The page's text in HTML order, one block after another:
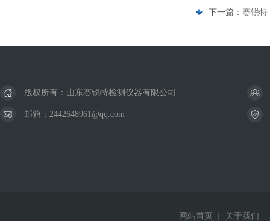
下一篇： 赛锐特
版权所有：山东赛锐特检测仪器有限公司
邮箱：2442648961@qq.com
网站首页 关于我们